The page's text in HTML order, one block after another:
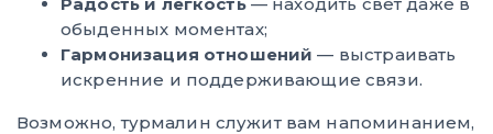
обыденных моментах;
Гармонизация отношений — выстраивать
искренние и поддерживающие связи.
Возможно, турмалин служит вам напоминанием,